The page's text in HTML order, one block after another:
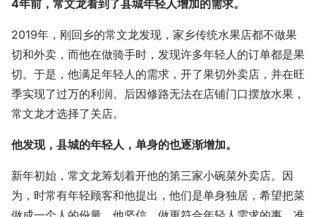
4年前，常文龙看到了县城年轻人增加的需求。
2019年，刚回乡的常文龙发现，家乡传统水果店都不做果
切和外卖，而他在做骑手时，发现许多年轻人的订单都是果
切。于是，他满足年轻人的需求，开了果切外卖店，并在旺
季实现了过万的利润。后因修路无法在店铺门口摆放水果，
常文龙才选择了关店。
他发现，县城的年轻人，单身的也逐渐增加。
新年初始，常文龙筹划着开他的第三家小碗菜外卖店。因
为，时常有年轻顾客和他提出，他们是单身独居，希望把菜